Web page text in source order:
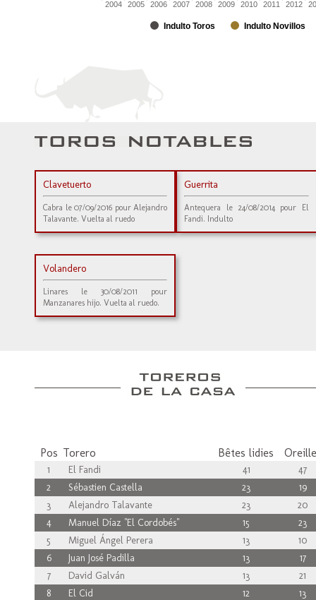
Indulto Toros Indulto Novillos
2004 2005 2006 2007 2008 2009 2010 2011 2012
Clavetuerto
Cabra le 07/09/2016 pour Alejandro
Talavante. Vuelta al ruedo
Guerrita
Antequera le 24/08/2014 pour El
Fandi. Indulto
Volandero
Linares le 30/08/2011 pour
Manzanares hijo. Vuelta al ruedo.
Pos Torero Bêtes lidies
1 El Fandi 41
47
2
Sébastien Castella 23
19
3
Alejandro Talavante 23
20
4
Manuel Díaz "El Cordobés" 15
23
5
Miguel Ángel Perera 13
10
6
Juan José Padilla 13
17
7
David Galván 13
21
8
El Cid 12
13